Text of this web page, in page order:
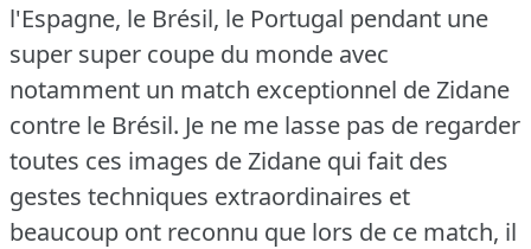
l'Espagne, le Brésil, le Portugal pendant une
super super coupe du monde avec
notamment un match exceptionnel de Zidane
contre le Brésil. Je ne me lasse pas de regarder
toutes ces images de Zidane qui fait des
gestes techniques extraordinaires et
beaucoup ont reconnu que lors de ce match, il